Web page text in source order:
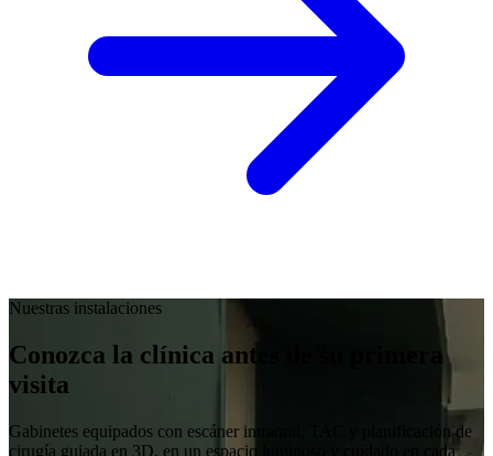
Nuestras instalaciones
Conozca la clínica antes de su primera
visita
Gabinetes equipados con escáner intraoral, TAC y planificación de
cirugía guiada en 3D, en un espacio luminoso y cuidado en cada